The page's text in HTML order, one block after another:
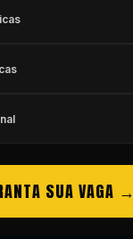
SUA VAGA →